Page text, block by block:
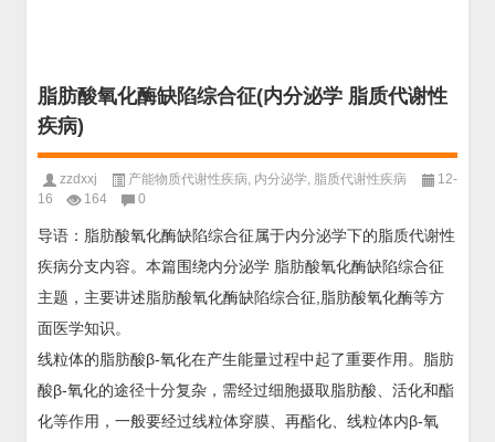
脂肪酸氧化酶缺陷综合征(内分泌学 脂质代谢性
疾病)
zzdxxj 产能物质代谢性疾病, 内分泌学, 脂质代谢性疾病
12-
16
164 0
导语：脂肪酸氧化酶缺陷综合征属于内分泌学下的脂质代谢性
疾病分支内容。本篇围绕内分泌学 脂肪酸氧化酶缺陷综合征
主题，主要讲述脂肪酸氧化酶缺陷综合征,脂肪酸氧化酶等方
面医学知识。
线粒体的脂肪酸β-氧化在产生能量过程中起了重要作用。脂肪
酸β-氧化的途径十分复杂，需经过细胞摄取脂肪酸、活化和酯
化等作用，一般要经过线粒体穿膜、再酯化、线粒体内β-氧